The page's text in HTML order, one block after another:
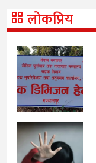
लोकप्रिय